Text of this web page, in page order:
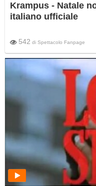
Krampus - Natale
italiano ufficiale
542 di Spettacolo Fanpage